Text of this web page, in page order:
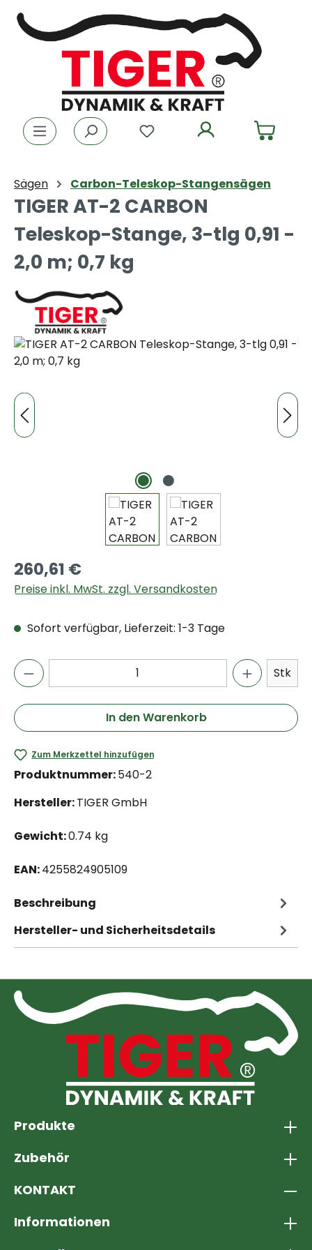
Zum Hauptinhalt springen
Du hast 0 Produkte auf
Sägen Carbon-Teleskop-Stangensägen
TIGER AT-2 CARBON
Teleskop-Stange, 3-tlg 0,91 -
2,0 m; 0,7 kg
Bildergalerie überspringen
260,61 €
Preise inkl. MwSt. zzgl. Versandkosten
Sofort verfügbar, Lieferzeit: 1-3 Tage
Stk
In den Warenkorb
Zum Merkzettel hinzufügen
Produktnummer:540-2
Hersteller:TIGER GmbH
Gewicht:0.74 kg
EAN:4255824905109
Beschreibung
Hersteller- und Sicherheitsdetails
Produkte
Zubehör
KONTAKT
Informationen